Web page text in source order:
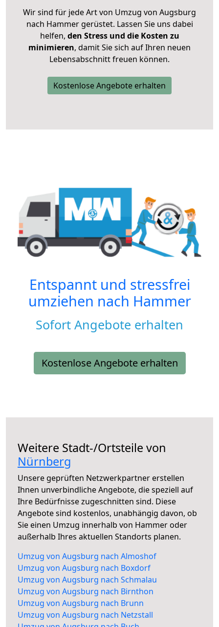
Wir sind für jede Art von Umzug von Augsburg
nach Hammer gerüstet. Lassen Sie uns dabei
helfen, den Stress und die Kosten zu
minimieren, damit Sie sich auf Ihren neuen
Lebensabschnitt freuen können.
Kostenlose Angebote erhalten
Entspannt und stressfrei
umziehen nach Hammer
Sofort Angebote erhalten
Kostenlose Angebote erhalten
Weitere Stadt-/Ortsteile von
Nürnberg
Unsere geprüften Netzwerkpartner erstellen
Ihnen unverbindliche Angebote, die speziell auf
Ihre Bedürfnisse zugeschnitten sind. Diese
Angebote sind kostenlos, unabhängig davon, ob
Sie einen Umzug innerhalb von Hammer oder
außerhalb Ihres aktuellen Standorts planen.
Umzug von Augsburg nach Almoshof
Umzug von Augsburg nach Boxdorf
Umzug von Augsburg nach Schmalau
Umzug von Augsburg nach Birnthon
Umzug von Augsburg nach Brunn
Umzug von Augsburg nach Netzstall